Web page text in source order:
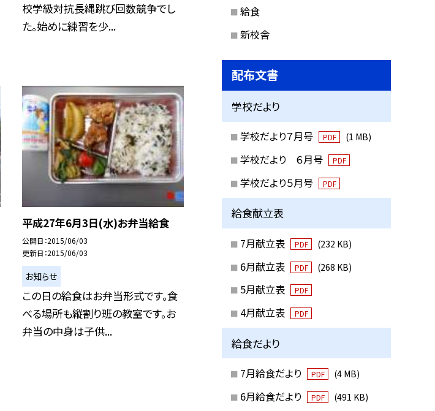
校学級対抗長縄跳び回数競争でし
た。始めに練習を少...
平成27年6月3日(水)お弁当給食
公開日 2015/06/03
更新日 2015/06/03
お知らせ
この日の給食はお弁当形式です。食
べる場所も縦割り班の教室です。お
弁当の中身は子供...
給食
新校舎
配布文書
学校だより
学校だより７月号 PDF (1 MB)
学校だより ６月号 PDF
学校だより５月号 PDF
給食献立表
7月献立表 PDF (232 KB)
6月献立表 PDF (268 KB)
5月献立表 PDF
4月献立表 PDF
給食だより
7月給食だより PDF (4 MB)
6月給食だより PDF (491 KB)